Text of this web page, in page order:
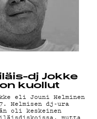
dj Jokke
kuollut
eli Jouni Helminen
Helmisen dj-ura
oli keskeinen